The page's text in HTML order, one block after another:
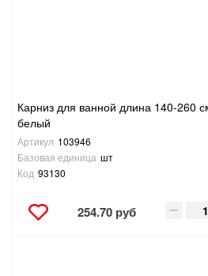
Карниз для ванной длина 140-260
белый
Артикул 103946
Базовая единица шт
Код 93130
254.70 руб